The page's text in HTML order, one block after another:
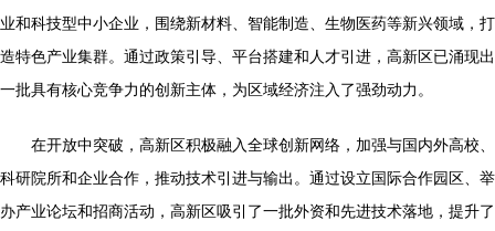
业和科技型中小企业，围绕新材料、智能制造、生物医药等新兴领域，打
造特色产业集群。通过政策引导、平台搭建和人才引进，高新区已涌现出
一批具有核心竞争力的创新主体，为区域经济注入了强劲动力。
在开放中突破，高新区积极融入全球创新网络，加强与国内外高校、
科研院所和企业合作，推动技术引进与输出。通过设立国际合作园区、举
办产业论坛和招商活动，高新区吸引了一批外资和先进技术落地，提升了